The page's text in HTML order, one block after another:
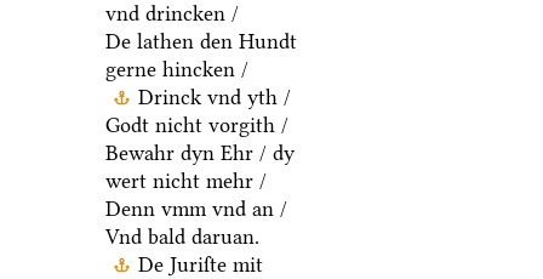
vnd drincken /
De lathen den Hundt
gerne hincken /
Drinck vnd yth /
Godt nicht vorgith /
Bewahr dyn Ehr / dy
wert nicht mehr /
Denn vmm vnd an /
Vnd bald daruan.
De Juriſte mit